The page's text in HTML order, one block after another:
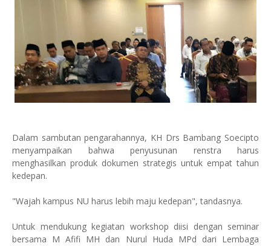
Dalam sambutan pengarahannya, KH Drs Bambang Soecipto
menyampaikan bahwa penyusunan renstra harus
menghasilkan produk dokumen strategis untuk empat tahun
kedepan.
"Wajah kampus NU harus lebih maju kedepan", tandasnya.
Untuk mendukung kegiatan workshop diisi dengan seminar
bersama M Afifi MH dan Nurul Huda MPd dari Lembaga